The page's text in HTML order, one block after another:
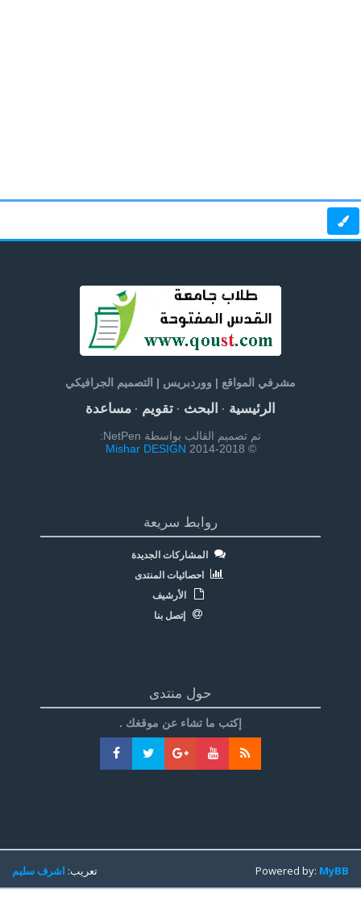
مشرفي المواقع | ووردبريس | التصميم الجرافيكي
الرئيسية· البحث· تقويم· مساعدة
تم تصميم القالب بواسطة NetPen:
© 2014-2018
Mishar DESIGN
روابط سريعة
المشاركات الجديدة
احصائيات المنتدى
الأرشيف
إتصل بنا
حول منتدى
إكتب ما تشاء عن موقغك .
تعريب:اشرف سليم Powered by:MyBB